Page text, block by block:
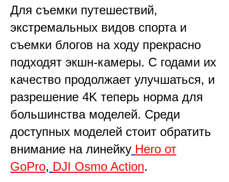
Для съемки путешествий,
экстремальных видов спорта и
съемки блогов на ходу прекрасно
подходят экшн-камеры. С годами их
качество продолжает улучшаться, и
разрешение 4K теперь норма для
большинства моделей. Среди
доступных моделей стоит обратить
внимание на линейку Hero от
GoPro, DJI Osmo Action.